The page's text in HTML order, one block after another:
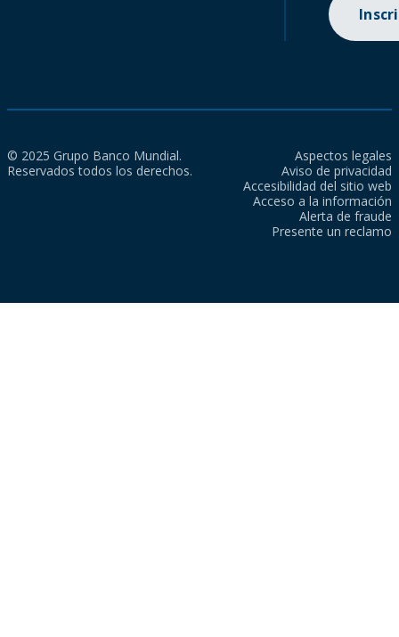
© 2025 Grupo Banco Mundial.
Reservados todos los derechos.
Aspectos legales
Aviso de privacidad
Accesibilidad del sitio web
Acceso a la información
Alerta de fraude
Presente un reclamo